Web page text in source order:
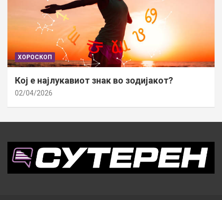
ХОРОСКОП
Кој е најлукавиот знак во зодијакот?
02/04/2026